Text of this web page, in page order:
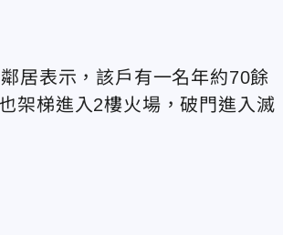
居表示，該戶有一名年約70餘
架梯進入2樓火場，破門進入滅